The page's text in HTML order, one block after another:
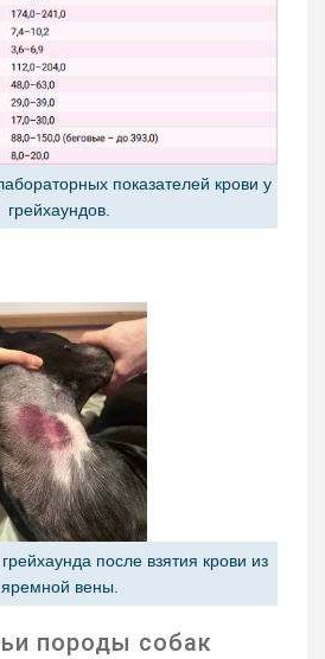
показателей крови у
грейхаундов.
после взятия крови из
яремной вены.
породы собак